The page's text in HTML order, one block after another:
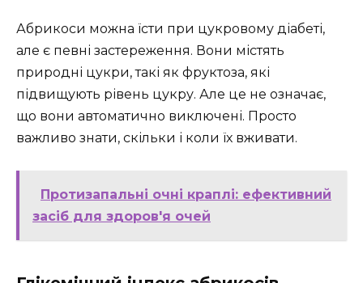
Абрикоси можна їсти при цукровому діабеті,
але є певні застереження. Вони містять
природні цукри, такі як фруктоза, які
підвищують рівень цукру. Але це не означає,
що вони автоматично виключені. Просто
важливо знати, скільки і коли їх вживати.
Протизапальні очні краплі: ефективний
засіб для здоров'я очей